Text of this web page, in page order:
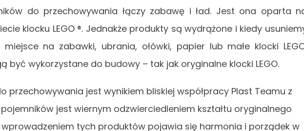
do przechowywania łączy zabawę i ład. Jest ona oparta
klocku LEGO ®. Jednakże produkty są wydrążone i kiedy
na zabawki, ubrania, ołówki, papier lub małe klocki
być wykorzystane do budowy – tak jak oryginalne klocki LEGO.
przechowywania jest wynikiem bliskiej współpracy Plast Teamu z
pojemników jest wiernym odzwierciedleniem kształtu oryginalnego
wprowadzeniem tych produktów pojawia się harmonia i porządek w